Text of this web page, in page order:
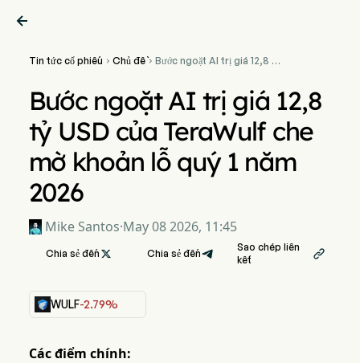

Tin tức cổ phiếu  Chủ đề Bước ngoặt AI trị giá 12,8 tỷ
Bước ngoặt AI trị giá 12,8
tỷ USD của TeraWulf che
mờ khoản lỗ quý 1 năm
2026
Mike Santos·May 08 2026, 11:45
Chia sẻ đến  Chia sẻ đến
Sao chép liên
kết

WULF-2.79%
Các điểm chính: